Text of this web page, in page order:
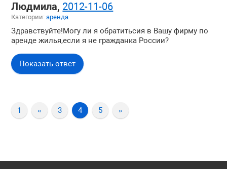
Людмила, 2012-11-06
Категории:аренда
Здравствуйте!Могу ли я обратитьсия в Вашу фирму по
аренде жилья,если я не гражданка России?
Показать ответ
1 « 3 4 5 »